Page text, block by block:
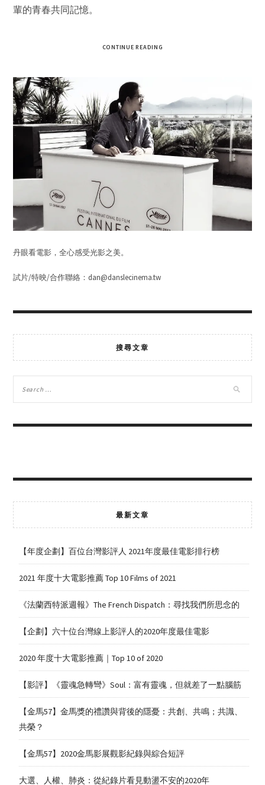
輩的青春共同記憶。
CONTINUE READING
丹眼看電影，全心感受光影之美。
試片/特映/合作聯絡：dan@danslecinema.tw
搜尋文章
最新文章
【年度企劃】百位台灣影評人 2021年度最佳電影排行榜
2021 年度十大電影推薦 Top 10 Films of 2021
《法蘭西特派週報》The French Dispatch：尋找我們所思念的
【企劃】六十位台灣線上影評人的2020年度最佳電影
2020 年度十大電影推薦｜Top 10 of 2020
【影評】《靈魂急轉彎》Soul：富有靈魂，但就差了一點腦筋
【金馬57】金馬獎的禮讚與背後的隱憂：共創、共鳴；共識、
共榮？
【金馬57】2020金馬影展觀影紀錄與綜合短評
大選、人權、肺炎：從紀錄片看見動盪不安的2020年